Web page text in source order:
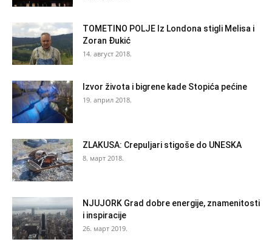
TOMETINO POLJE Iz Londona stigli Melisa i
Zoran Đukić
14. август 2018.
Izvor života i bigrene kade Stopića pećine
19. април 2018.
ZLAKUSA: Crepuljari stigoše do UNESKA
8. март 2018.
NJUJORK Grad dobre energije, znamenitosti
i inspiracije
26. март 2019.